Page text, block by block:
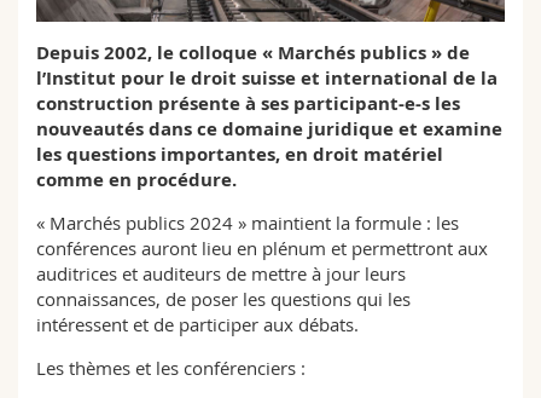
Sciences et médecine
Interfacultaire
Collaborateurs
Doctorants
Webmail
Programme des cours
MyUnifr
Depuis 2002, le colloque « Marchés publics » de
l’Institut pour le droit suisse et international de la
construction présente à ses participant-e-s les
nouveautés dans ce domaine juridique et examine
les questions importantes, en droit matériel
comme en procédure.
« Marchés publics 2024 » maintient la formule : les
conférences auront lieu en plénum et permettront aux
auditrices et auditeurs de mettre à jour leurs
connaissances, de poser les questions qui les
intéressent et de participer aux débats.
Les thèmes et les conférenciers :